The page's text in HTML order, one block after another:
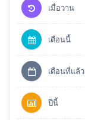
เมื่อวาน
เดือนนี้
เดือนที่แล้ว
ปีนี้